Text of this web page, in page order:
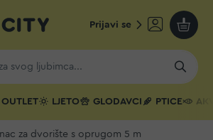
Prijavi se
Moja
OUTLET LJETO GLODAVCI PTICE
za dvorište s oprugom 5 m